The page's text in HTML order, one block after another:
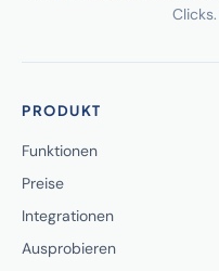
PRODUKT
Funktionen
Preise
Integrationen
Ausprobieren